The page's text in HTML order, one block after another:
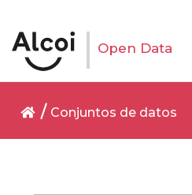
Open Data
Conjuntos de datos